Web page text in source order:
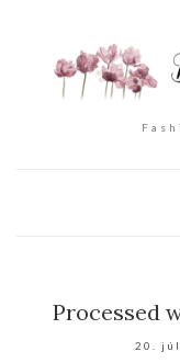
Processed
20.